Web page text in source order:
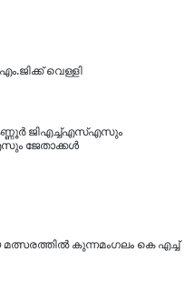
വെള്ളി
ജിഎച്ച്എസ്എസും
ജേതാക്കൾ
കുന്നമംഗലം കെ എച്ച്